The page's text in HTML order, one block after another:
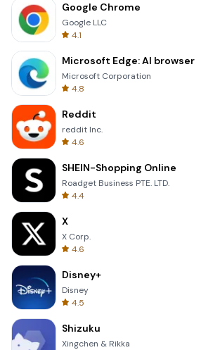
Google Chrome
Google LLC
4.1
Microsoft Edge: AI browser
Microsoft Corporation
4.8
Reddit
reddit Inc.
4.6
SHEIN-Shopping Online
Roadget Business PTE. LTD.
4.4
X
X Corp.
4.6
Disney+
Disney
4.5
Shizuku
Xingchen & Rikka